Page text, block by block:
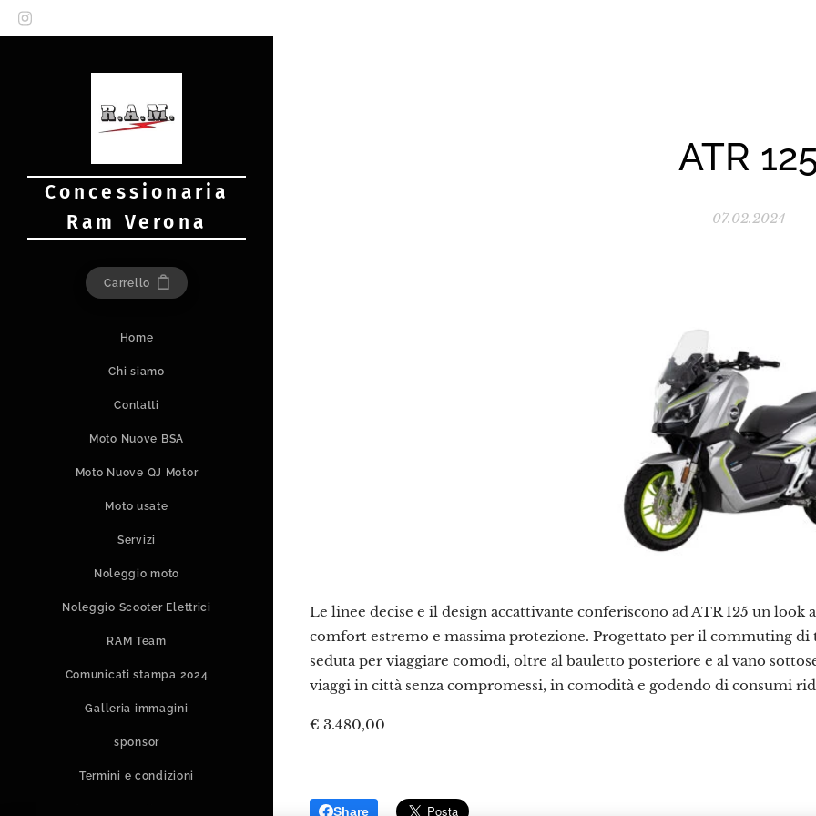
Concessionaria
Ram Verona
Carrello
Home
Chi siamo
Contatti
Moto Nuove BSA
Moto Nuove QJ Motor
Moto usate
Servizi
Noleggio moto
Noleggio Scooter Elettrici
RAM Team
Comunicati stampa 2024
Galleria immagini
sponsor
Termini e condizioni
ATR
07.02.2024
Le linee decise e il design accattivante conferiscono ad ATR 125 un look
comfort estremo e massima protezione. Progettato per il commuting
seduta per viaggiare comodi, oltre al bauletto posteriore e al vano
viaggi in città senza compromessi, in comodità e godendo di consumi
€ 3.480,00
Share